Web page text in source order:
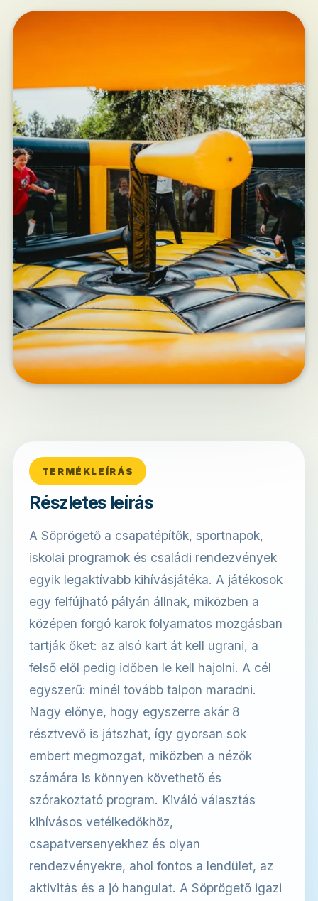
TERMÉKLEÍRÁS
Részletes leírás
A Söprögető a csapatépítők, sportnapok,
iskolai programok és családi rendezvények
egyik legaktívabb kihívásjátéka. A játékosok
egy felfújható pályán állnak, miközben a
középen forgó karok folyamatos mozgásban
tartják őket: az alsó kart át kell ugrani, a
felső elől pedig időben le kell hajolni. A cél
egyszerű: minél tovább talpon maradni.
Nagy előnye, hogy egyszerre akár 8
résztvevő is játszhat, így gyorsan sok
embert megmozgat, miközben a nézők
számára is könnyen követhető és
szórakoztató program. Kiváló választás
kihívásos vetélkedőkhöz,
csapatversenyekhez és olyan
rendezvényekre, ahol fontos a lendület, az
aktivitás és a jó hangulat. A Söprögető igazi